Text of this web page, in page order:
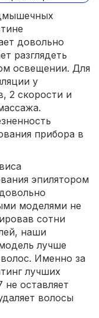
довольно
разглядеть
освещении. Для
у
2 скорости и
прибора в
эпилятором
моделями не
сотни
наши
лучше
Именно за
лучших
не оставляет
волосы